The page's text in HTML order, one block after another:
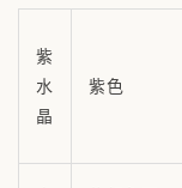
紫
水
晶
紫色